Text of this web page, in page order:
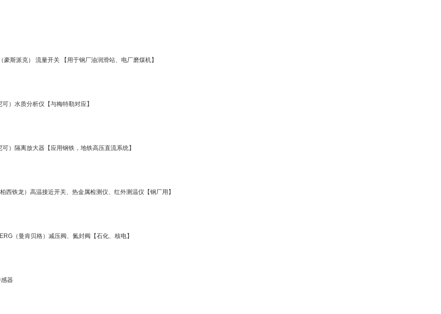
豪斯派克） 流量开关 【用于钢厂油润滑站、电厂磨煤机】
可）水质分析仪【与梅特勒对应】
可）隔离放大器【应用钢铁，地铁高压直流系统】
西铁龙）高温接近开关、热金属检测仪、红外测温仪【钢厂用】
（曼肯贝格）减压阀、氮封阀【石化、核电】
感器